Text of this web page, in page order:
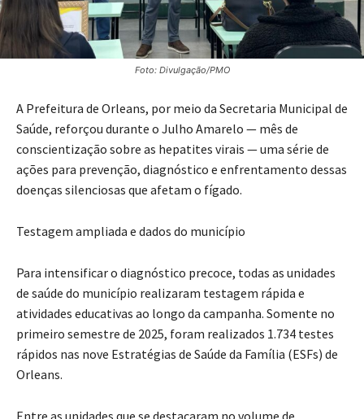
Foto: Divulgação/PMO
A Prefeitura de Orleans, por meio da Secretaria Municipal de
Saúde, reforçou durante o Julho Amarelo — mês de
conscientização sobre as hepatites virais — uma série de
ações para prevenção, diagnóstico e enfrentamento dessas
doenças silenciosas que afetam o fígado.
Testagem ampliada e dados do município
Para intensificar o diagnóstico precoce, todas as unidades
de saúde do município realizaram testagem rápida e
atividades educativas ao longo da campanha. Somente no
primeiro semestre de 2025, foram realizados 1.734 testes
rápidos nas nove Estratégias de Saúde da Família (ESFs) de
Orleans.
Entre as unidades que se destacaram no volume de